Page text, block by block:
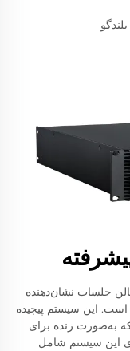
جلسات نشان‌دهنده
این سیستم پیچیده
که به‌صورت زنده برای
این سیستم شامل